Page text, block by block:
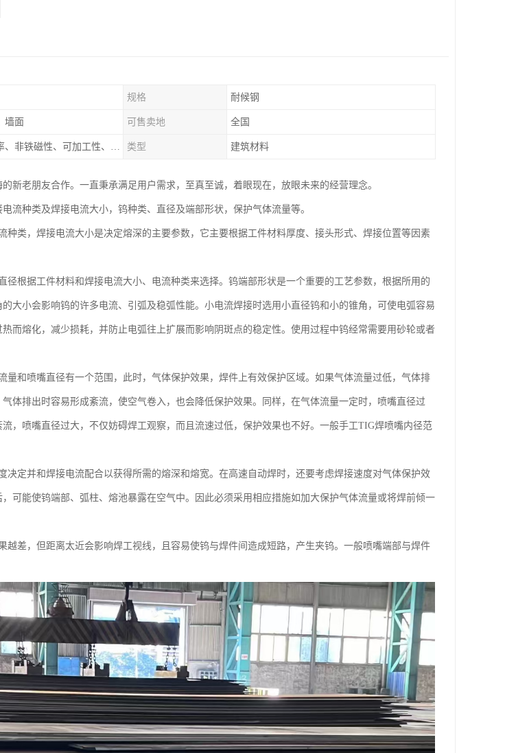
规格 耐候钢
墙面 可售卖地 全国
抗腐蚀性、热导量率、非铁磁性、可加工性、可成形性、回收性 类型 建筑材料
新老朋友合作。一直秉承满足用户需求，至真至诚，着眼现在，放眼未来的经营理念。
流种类及焊接电流大小，钨种类、直径及端部形状，保护气体流量等。
种类，焊接电流大小是决定熔深的主要参数，它主要根据工件材料厚度、接头形式、焊接位置等因素
径根据工件材料和焊接电流大小、电流种类来选择。钨端部形状是一个重要的工艺参数，根据所用的
大小会影响钨的许多电流、引弧及稳弧性能。小电流焊接时选用小直径钨和小的锥角，可使电弧容易
而熔化，减少损耗，并防止电弧往上扩展而影响阴斑点的稳定性。使用过程中钨经常需要用砂轮或者
量和喷嘴直径有一个范围，此时，气体保护效果，焊件上有效保护区域。如果气体流量过低，气体排
体排出时容易形成紊流，使空气卷入，也会降低保护效果。同样，在气体流量一定时，喷嘴直径过
，喷嘴直径过大，不仅妨碍焊工观察，而且流速过低，保护效果也不好。一般手工TIG焊喷嘴内径范
决定并和焊接电流配合以获得所需的熔深和熔宽。在高速自动焊时，还要考虑焊接速度对气体保护效
可能使钨端部、弧柱、熔池暴露在空气中。因此必须采用相应措施如加大保护气体流量或将焊前倾一
越差，但距离太近会影响焊工视线，且容易使钨与焊件间造成短路，产生夹钨。一般喷嘴端部与焊件